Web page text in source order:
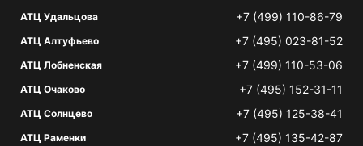
АТЦ Удальцова +7 (499) 110-86-79
АТЦ Алтуфьево +7 (495) 023-81-52
АТЦ Лобненская +7 (499) 110-53-06
АТЦ Очаково +7 (495) 152-31-11
АТЦ Солнцево +7 (495) 125-38-41
АТЦ Раменки +7 (495) 135-42-87